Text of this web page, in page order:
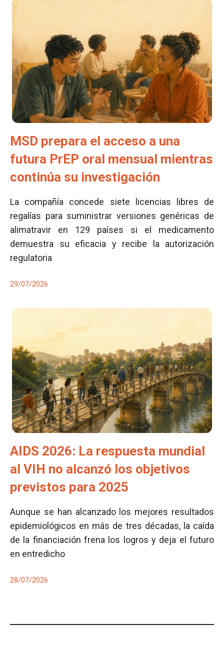
MSD prepara el acceso a una
futura PrEP oral mensual mientras
continúa su investigación
La compañía concede siete licencias libres de
regalías para suministrar versiones genéricas de
alimatravir en 129 países si el medicamento
demuestra su eficacia y recibe la autorización
regulatoria
29/07/2026
AIDS 2026: La respuesta mundial
al VIH no alcanzó los objetivos
previstos para 2025
Aunque se han alcanzado los mejores resultados
epidemiológicos en más de tres décadas, la caída
de la financiación frena los logros y deja el futuro
en entredicho
28/07/2026